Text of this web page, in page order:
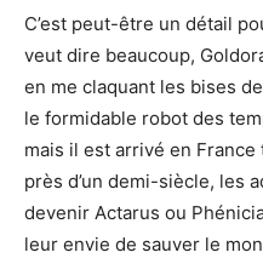
C’est peut-être un détail
veut dire beaucoup,
en me claquant les bises
le formidable robot des
mais il est arrivé en
près d’un demi-siècle, les
devenir Actarus ou
leur envie de sauver le